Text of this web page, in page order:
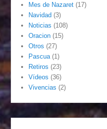
Mes de Nazaret (17)
Navidad (3)
Noticias (108)
Oracion (15)
Otros (27)
Pascua (1)
Retiros (23)
Vídeos (36)
Vivencias (2)